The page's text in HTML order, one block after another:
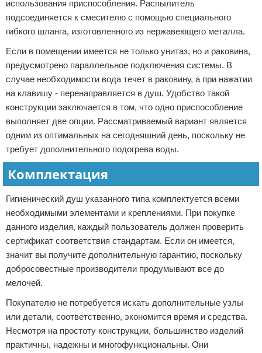
использования приспособления. Распылитель
подсоединяется к смесителю с помощью специального
гибкого шланга, изготовленного из нержавеющего металла.
Если в помещении имеется не только унитаз, но и раковина,
предусмотрено параллельное подключения системы. В
случае необходимости вода течет в раковину, а при нажатии
на клавишу - перенаправляется в душ. Удобство такой
конструкции заключается в том, что одно приспособление
выполняет две опции. Рассматриваемый вариант является
одним из оптимальных на сегодняшний день, поскольку не
требует дополнительного подогрева воды.
Комплектация
Гигиенический душ указанного типа комплектуется всеми
необходимыми элементами и креплениями. При покупке
данного изделия, каждый пользователь должен проверить
сертификат соответствия стандартам. Если он имеется,
значит вы получите дополнительную гарантию, поскольку
добросовестные производители продумывают все до
мелочей.
Покупателю не потребуется искать дополнительные узлы
или детали, соответственно, экономится время и средства.
Несмотря на простоту конструкции, большинство изделий
практичны, надежны и многофункциональны. Они